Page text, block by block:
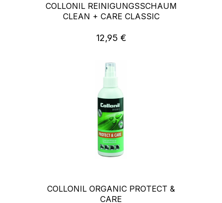
COLLONIL REINIGUNGSSCHAUM
CLEAN + CARE CLASSIC
Regulärer Preis:
12,95 €
COLLONIL ORGANIC PROTECT &
CARE